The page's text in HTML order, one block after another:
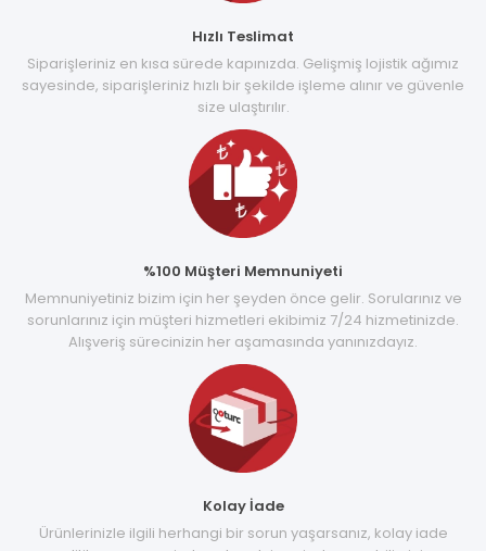
Hızlı Teslimat
Siparişleriniz en kısa sürede kapınızda. Gelişmiş lojistik ağımız
sayesinde, siparişleriniz hızlı bir şekilde işleme alınır ve güvenle
size ulaştırılır.
%100 Müşteri Memnuniyeti
Memnuniyetiniz bizim için her şeyden önce gelir. Sorularınız ve
sorunlarınız için müşteri hizmetleri ekibimiz 7/24 hizmetinizde.
Alışveriş sürecinizin her aşamasında yanınızdayız.
Kolay İade
Ürünlerinizle ilgili herhangi bir sorun yaşarsanız, kolay iade